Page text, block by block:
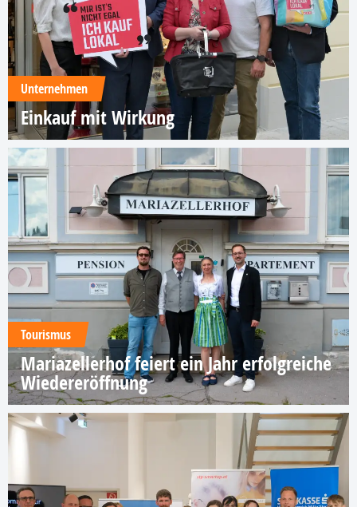
Unternehmen
Einkauf mit Wirkung
Tourismus
Mariazellerhof feiert ein Jahr erfolgreiche
Wiedereröffnung